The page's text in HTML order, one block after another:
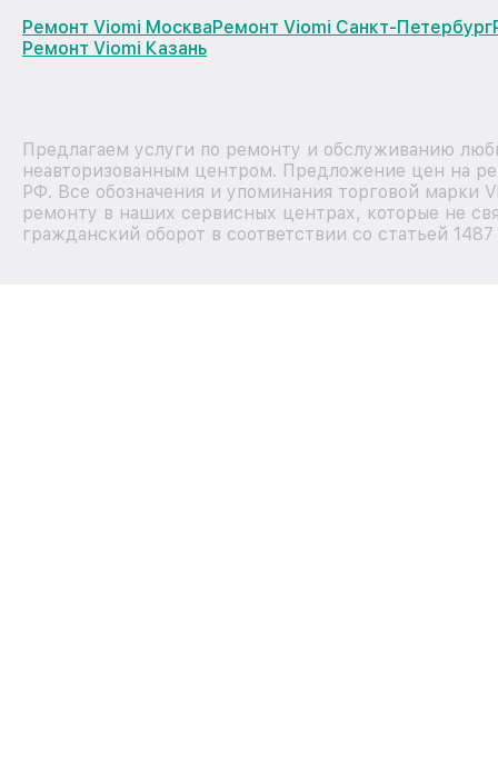
Ремонт Viomi МоскваРемонт Viomi Санкт-Петербург
Ремонт Viomi Казань
Предлагаем услуги по ремонту и обслуживанию
неавторизованным центром. Предложение цен на
РФ. Все обозначения и упоминания торговой марки
ремонту в наших сервисных центрах, которые не
гражданский оборот в соответствии со статьей